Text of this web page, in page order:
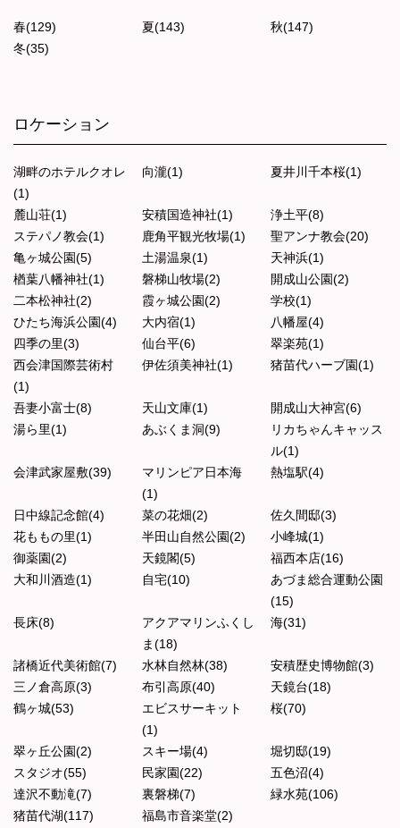
春(129) 夏(143)
秋(147)
冬(35)
ロケーション
湖畔のホテルクオレ
(1)
向瀧(1) 夏井川千本桜(1)
麓山荘(1) 安積国造神社(1)
浄土平(8)
ステパノ教会(1)
鹿角平観光牧場(1)
聖アンナ教会(20)
亀ヶ城公園(5)
土湯温泉(1)
天神浜(1)
楢葉八幡神社(1)
磐梯山牧場(2)
開成山公園(2)
二本松神社(2)
霞ヶ城公園(2)
学校(1)
ひたち海浜公園(4)
大内宿(1)
八幡屋(4)
四季の里(3)
仙台平(6)
翠楽苑(1)
西会津国際芸術村
(1)
伊佐須美神社(1) 猪苗代ハーブ園(1)
吾妻小富士(8) 天山文庫(1)
開成山大神宮(6)
湯ら里(1)
あぶくま洞(9)
リカちゃんキャッス
ル(1)
会津武家屋敷(39)
マリンピア日本海
(1)
熱塩駅(4)
日中線記念館(4) 菜の花畑(2)
佐久間邸(3)
花ももの里(1)
半田山自然公園(2)
小峰城(1)
御薬園(2)
天鏡閣(5)
福西本店(16)
大和川酒造(1)
自宅(10)
あづま総合運動公園
(15)
長床(8)
アクアマリンふくし
ま(18)
海(31)
諸橋近代美術館(7) 水林自然林(38)
安積歴史博物館(3)
三ノ倉高原(3)
布引高原(40)
天鏡台(18)
鶴ヶ城(53)
エビスサーキット
(1)
桜(70)
翠ヶ丘公園(2) スキー場(4)
堀切邸(19)
スタジオ(55)
民家園(22)
五色沼(4)
達沢不動滝(7)
裏磐梯(7)
緑水苑(106)
猪苗代湖(117)
福島市音楽堂(2)